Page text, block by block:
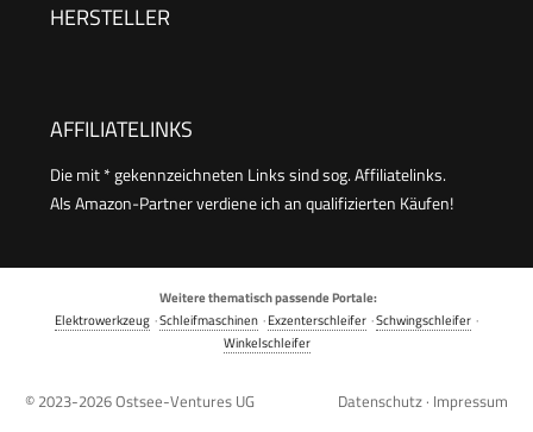
HERSTELLER
AFFILIATELINKS
Die mit * gekennzeichneten Links sind sog. Affiliatelinks.
Als Amazon-Partner verdiene ich an qualifizierten Käufen!
Weitere thematisch passende Portale:
Elektrowerkzeug ·Schleifmaschinen ·Exzenterschleifer ·Schwingschleifer ·
Winkelschleifer
© 2023-2026Ostsee-Ventures UG Datenschutz · Impressum